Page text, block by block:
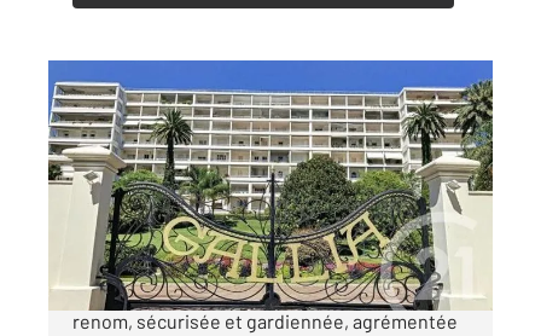
CANNES 06
92 m2, 2 pièces
Ref : 52325
Appartement F2 à vendre
650 000 €
CANNES GALLIA Au sein d'une résidence de
renom, sécurisée et gardiennée, agrémentée